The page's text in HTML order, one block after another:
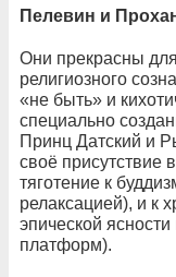
Пелевин и
Они прекрасны
религиозного
«не быть» и
специально
Принц Датский и
своё присутствие
тяготение к
релаксацией), и к
эпической
платформ).